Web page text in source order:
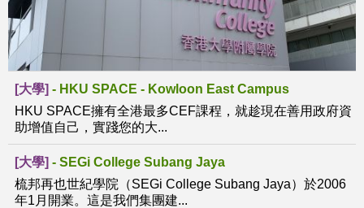
[大學] - HKU SPACE - Kowloon East Campus
HKU SPACE擁有全港最多CEF課程，就趁現在善用政府資
助增值自己，實踐您的大...
[大學] - SEGi College Subang Jaya
梳邦再也世紀學院（SEGi College Subang Jaya）於2006
年1月開業。這是我們集團建...